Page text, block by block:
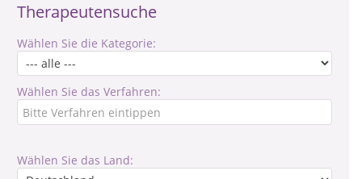
Therapeutensuche
Wählen Sie die Kategorie:
Wählen Sie das Verfahren:
Wählen Sie das Land: